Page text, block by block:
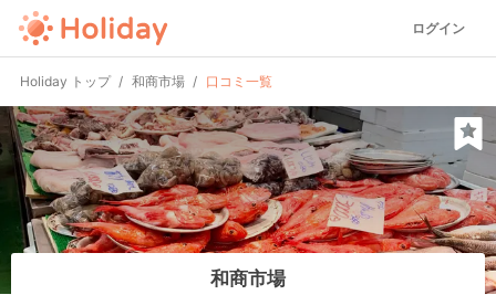
ログイン
Holiday トップ 和商市場 口コミ一覧
和商市場